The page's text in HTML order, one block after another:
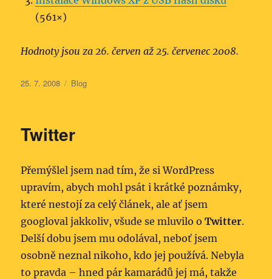
(561×)
Hodnoty jsou za 26. červen až 25. červenec 2008.
Publikováno:
25. 7. 2008 Rubriky:
Blog
Twitter
Přemýšlel jsem nad tím, že si WordPress
upravím, abych mohl psát i krátké poznámky,
které nestojí za celý článek, ale ať jsem
googloval jakkoliv, všude se mluvilo oTwitter.
Delší dobu jsem mu odolával, neboť jsem
osobně neznal nikoho, kdo jej používá. Nebyla
to pravda – hned pár kamarádů jej má, takže